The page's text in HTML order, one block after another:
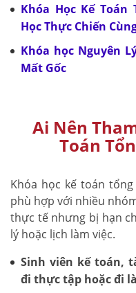
Khóa Học Kế Toán
Học Thực Chiến
Khóa học Nguyên
Mất Gốc
Ai Nên
Toán
Khóa học kế toán
phù hợp với nhiều
thực tế nhưng bị hạn
lý hoặc lịch làm việc.
Sinh viên kế toán,
đi thực tập hoặc đi